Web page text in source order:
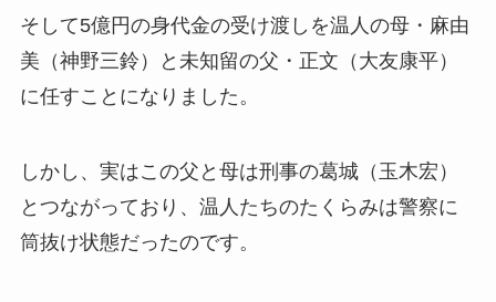
そして5億円の身代金の受け渡しを温人の母・麻由
美（神野三鈴）と未知留の父・正文（大友康平）
に任すことになりました。
しかし、実はこの父と母は刑事の葛城（玉木宏）
とつながっており、温人たちのたくらみは警察に
筒抜け状態だったのです。